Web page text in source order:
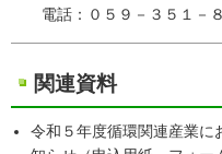
電話：０５９－３５１－８
関連資料
令和５年度循環関連産業に